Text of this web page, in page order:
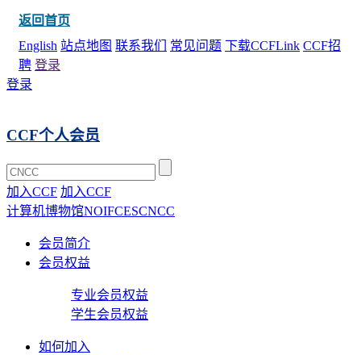
返回首页
English 站点地图 联系我们 常见问题 下载CCFLink CCF招
聘 登录
登录
CCF个人会员
加入CCF 加入CCF
计算机博物馆NOIFCESCNCC
会员简介
会员权益
专业会员权益
学生会员权益
如何加入